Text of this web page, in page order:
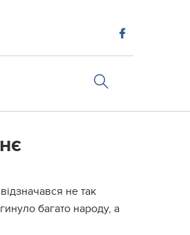
не так
багато народу, а